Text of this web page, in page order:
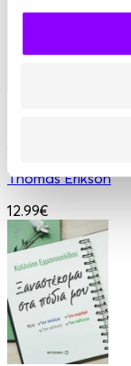
Thomas Erikson
12.99€